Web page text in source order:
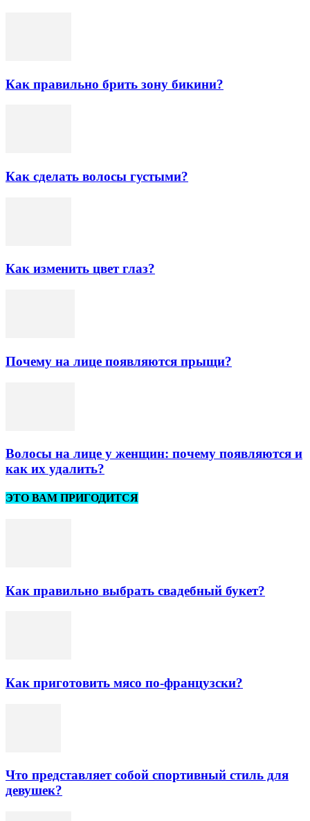
Как правильно брить зону бикини?
Как сделать волосы густыми?
Как изменить цвет глаз?
Почему на лице появляются прыщи?
Волосы на лице у женщин: почему появляются и
как их удалить?
ЭТО ВАМ ПРИГОДИТСЯ
Как правильно выбрать свадебный букет?
Как приготовить мясо по-французски?
Что представляет собой спортивный стиль для
девушек?